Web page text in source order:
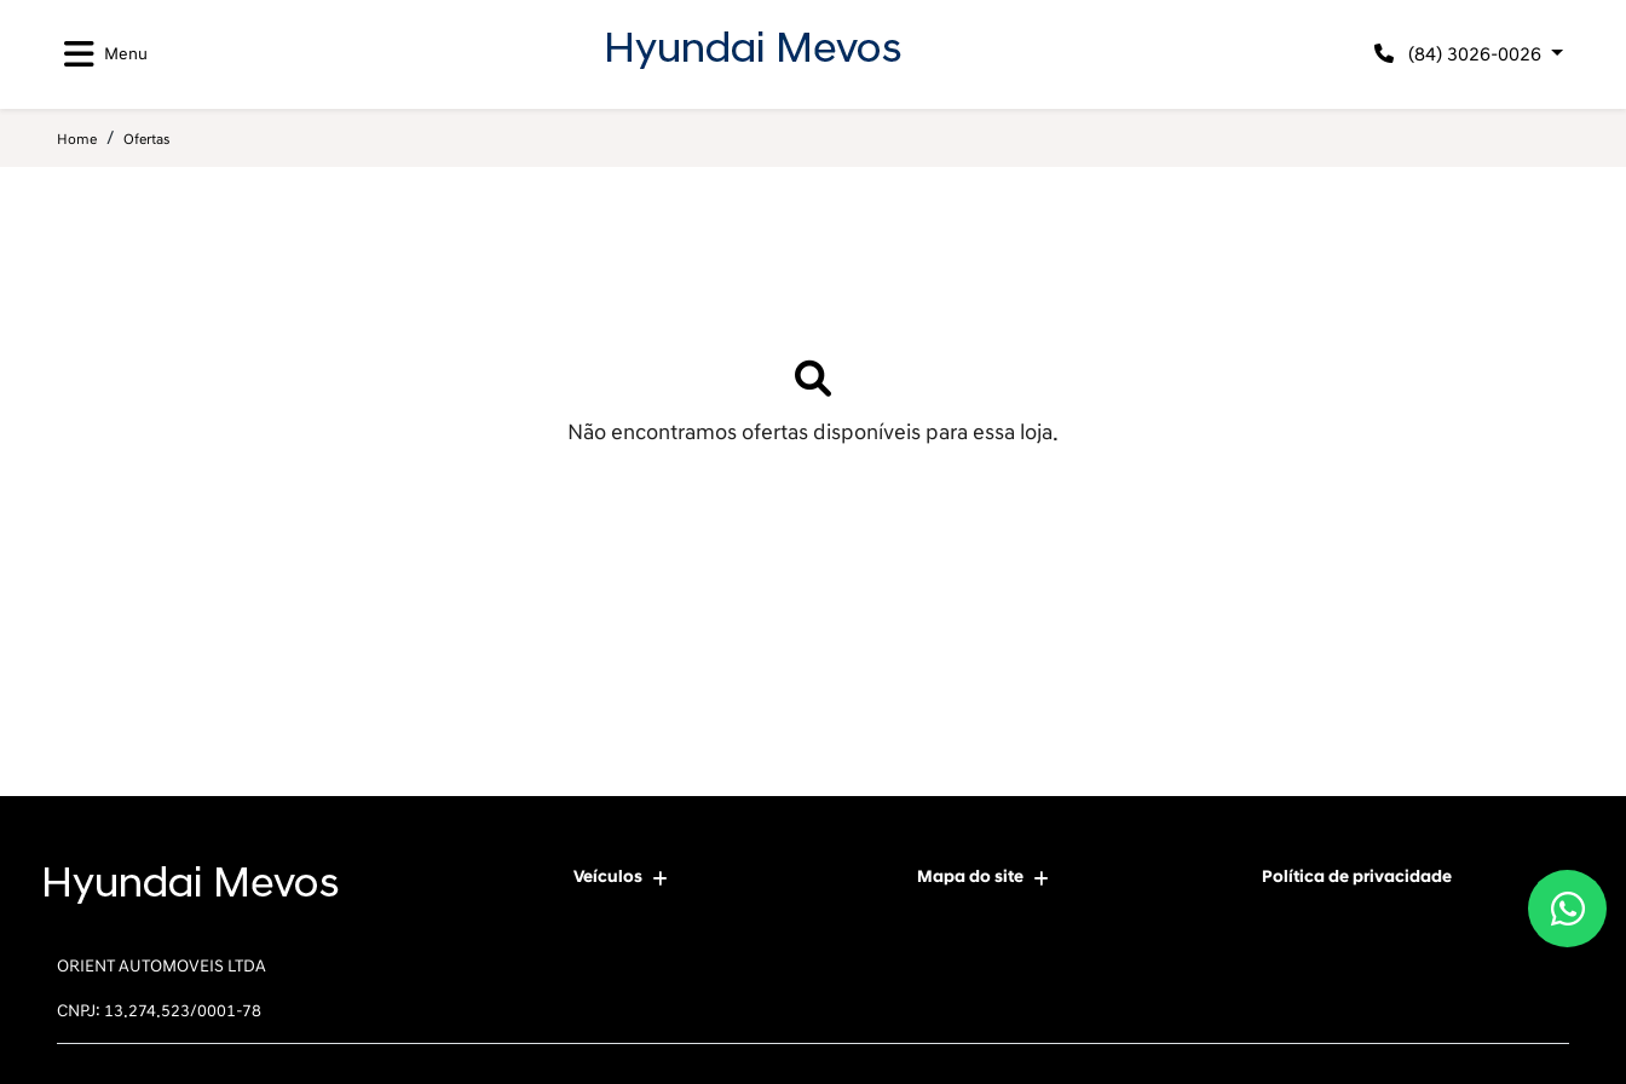
Menu (84) 3026-0026
Home Ofertas
Não encontramos ofertas disponíveis para essa loja.
Veículos Mapa do site Política de privacidade
ORIENT AUTOMOVEIS LTDA
CNPJ: 13.274.523/0001-78